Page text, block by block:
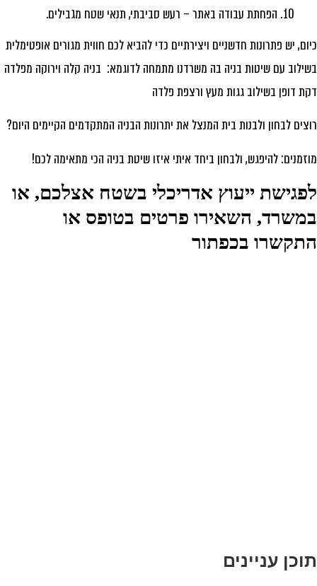
הפחתת עבודה באתר – רעש סביבתי, תנאי שטח מגבילים.
יש פתרונות חדשניים ויצירתיים כדי להביא לכם חווית מגורים אופטימלית
עם שיטות בניה בה משרדנו מתמחה לדוגמא: בניה קלה וירוקה מפלדה
דופן בשילוב גגות מעץ ורצפת פלדה
לבחון ולבנות בית המנצל את יתרונות הבניה המתקדמים הקיימים היום?
להיפגש, ולבחון ביחד איתי איזו שיטת בניה הכי מתאימה לכם!
ייעוץ אדריכלי בשטח אצלכם, או
השאירו פרטים בטופס או
בכפתור
עניינים